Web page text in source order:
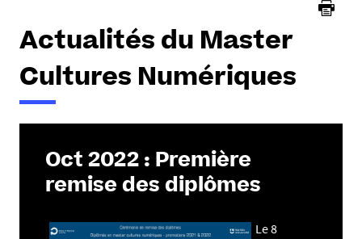
Actualités du Master
Cultures Numériques
Oct 2022 : Première
remise des diplômes
Le 8